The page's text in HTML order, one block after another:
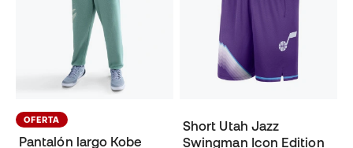
OFERTA
Pantalón largo Kobe
Short Utah Jazz
Swingman Icon Edition